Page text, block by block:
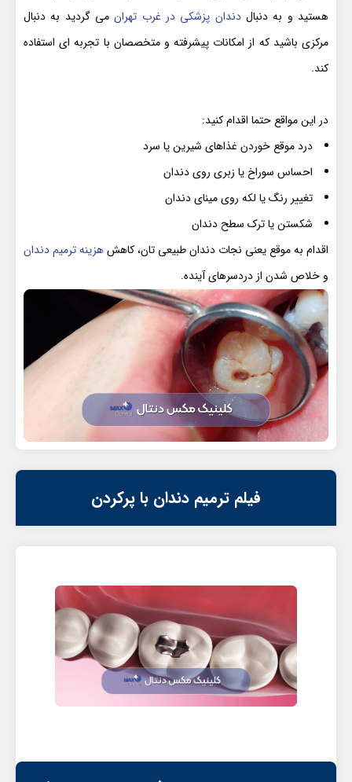
هستید و به دنبالدندان پزشکی در غرب تهرانمی گردید به دنبال
مرکزی باشید که از امکانات پیشرفته و متخصصان با تجربه ای استفاده
کند.
در این مواقع حتما اقدام کنید:
درد موقع خوردن غذاهای شیرین یا سرد
احساس سوراخ یا زبری روی دندان
تغییر رنگ یا لکه روی مینای دندان
شکستن یا ترک سطح دندان
اقدام به موقع یعنی نجات دندان طبیعی تان، کاهشهزینه ترمیم دندان
و خلاص شدن از دردسرهای آینده.
فیلم ترمیم دندان با پرکردن